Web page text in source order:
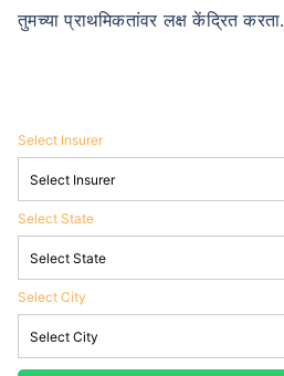
तुमच्या प्राथमिकतांवर लक्ष केंद्रित करता.
Select Insurer
Select State
Select City